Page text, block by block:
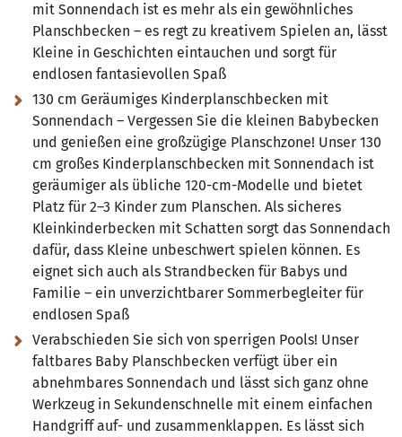
mit Sonnendach ist es mehr als ein gewöhnliches
Planschbecken – es regt zu kreativem Spielen an, lässt
Kleine in Geschichten eintauchen und sorgt für
endlosen fantasievollen Spaß
130 cm Geräumiges Kinderplanschbecken mit
Sonnendach – Vergessen Sie die kleinen Babybecken
und genießen eine großzügige Planschzone! Unser 130
cm großes Kinderplanschbecken mit Sonnendach ist
geräumiger als übliche 120-cm-Modelle und bietet
Platz für 2–3 Kinder zum Planschen. Als sicheres
Kleinkinderbecken mit Schatten sorgt das Sonnendach
dafür, dass Kleine unbeschwert spielen können. Es
eignet sich auch als Strandbecken für Babys und
Familie – ein unverzichtbarer Sommerbegleiter für
endlosen Spaß
Verabschieden Sie sich von sperrigen Pools! Unser
faltbares Baby Planschbecken verfügt über ein
abnehmbares Sonnendach und lässt sich ganz ohne
Werkzeug in Sekundenschnelle mit einem einfachen
Handgriff auf- und zusammenklappen. Es lässt sich